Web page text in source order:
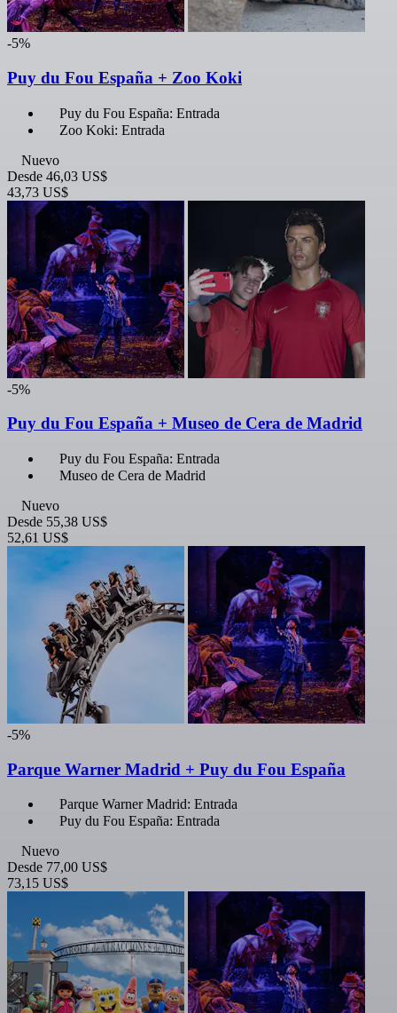
-5%
Puy du Fou España + Zoo Koki
Puy du Fou España: Entrada
Zoo Koki: Entrada
Nuevo
Desde 46,03 US$
43,73 US$
-5%
Puy du Fou España + Museo de Cera de Madrid
Puy du Fou España: Entrada
Museo de Cera de Madrid
Nuevo
Desde 55,38 US$
52,61 US$
-5%
Parque Warner Madrid + Puy du Fou España
Parque Warner Madrid: Entrada
Puy du Fou España: Entrada
Nuevo
Desde 77,00 US$
73,15 US$